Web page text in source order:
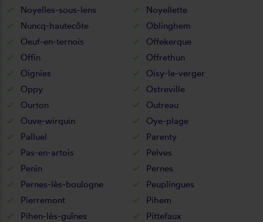
Noyelles-sous-lens
Noyellette
Nuncq-hautecôte
Oblinghem
Oeuf-en-ternois
Offekerque
Offin
Offrethun
Oignies
Oisy-le-verger
Oppy
Ostreville
Ourton
Outreau
Ouve-wirquin
Oye-plage
Palluel
Parenty
Pas-en-artois
Pelves
Penin
Pernes
Pernes-lès-boulogne
Peuplingues
Pierremont
Pihem
Pihen-lès-guînes
Pittefaux